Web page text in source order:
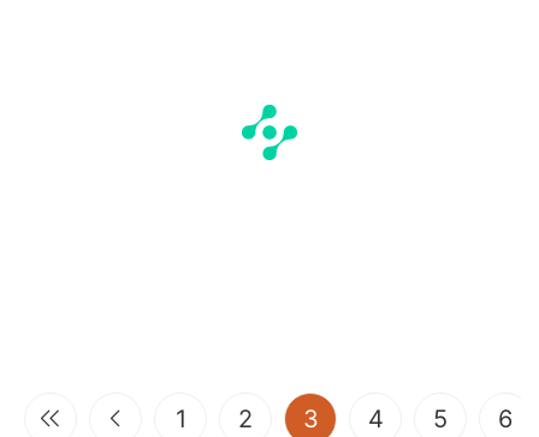
1 2 3(current)
4 5 6